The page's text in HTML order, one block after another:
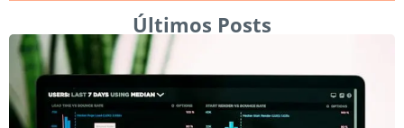
Últimos Posts